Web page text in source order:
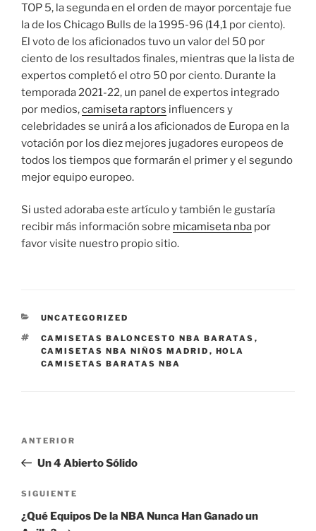
TOP 5, la segunda en el orden de mayor porcentaje fue
la de los Chicago Bulls de la 1995-96 (14,1 por ciento).
El voto de los aficionados tuvo un valor del 50 por
ciento de los resultados finales, mientras que la lista de
expertos completó el otro 50 por ciento. Durante la
temporada 2021-22, un panel de expertos integrado
por medios,camiseta raptors influencers y
celebridades se unirá a los aficionados de Europa en la
votación por los diez mejores jugadores europeos de
todos los tiempos que formarán el primer y el segundo
mejor equipo europeo.
Si usted adoraba este artículo y también le gustaría
recibir más información sobre micamiseta nba por
favor visite nuestro propio sitio.
CATEGORÍAS
UNCATEGORIZED
ETIQUETAS
CAMISETAS BALONCESTO NBA BARATAS ,
CAMISETAS NBA NIÑOS MADRID , HOLA
CAMISETAS BARATAS NBA
entradas
Entrada
anterior:
ANTERIOR
Un 4 Abierto Sólido
Siguiente
entrada
SIGUIENTE
¿Qué Equipos De la NBA Nunca Han Ganado un